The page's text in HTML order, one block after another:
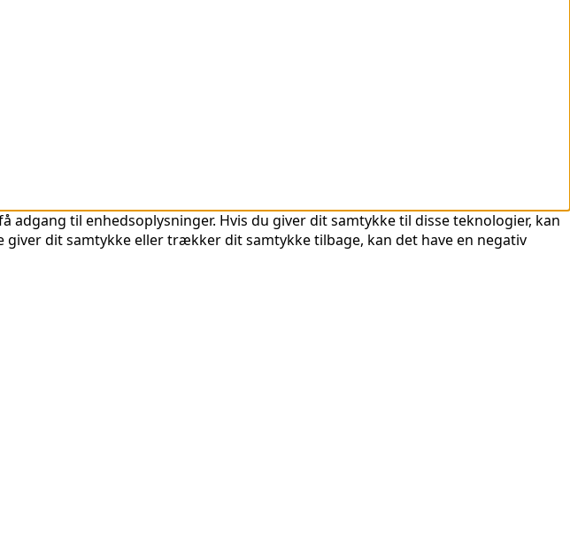
til enhedsoplysninger. Hvis du giver dit samtykke til disse teknologier, kan
dit samtykke eller trækker dit samtykke tilbage, kan det have en negativ